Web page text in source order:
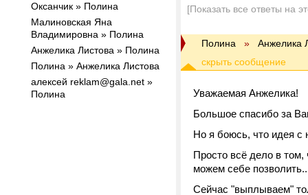
Оксанчик » Полина
Малиновская Яна
Владимировна » Полина
Анжелика Листова » Полина
Полина » Анжелика Листова
алексей reklam@gala.net »
Полина
[Показать все ответы на
Полина » Анжелика
Уважаемая Анжелика!
Большое спасибо за
Но я боюсь, что идея с
Просто всё дело в том,
можем себе
Сейчас "выплываем"